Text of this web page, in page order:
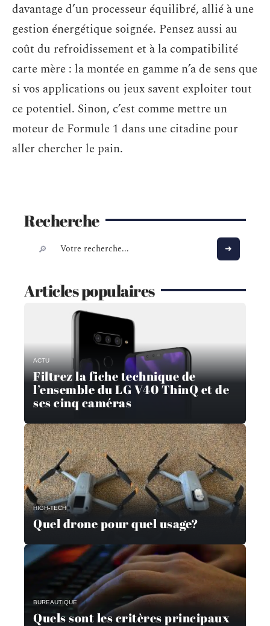
davantage d’un processeur équilibré, allié à une
gestion énergétique soignée. Pensez aussi au
coût du refroidissement et à la compatibilité
carte mère : la montée en gamme n’a de sens que
si vos applications ou jeux savent exploiter tout
ce potentiel. Sinon, c’est comme mettre un
moteur de Formule 1 dans une citadine pour
aller chercher le pain.
Recherche
Articles populaires
ACTU
Filtrez la fiche technique de
l’ensemble du LG V40 ThinQ et de
ses cinq caméras
HIGH-TECH
Quel drone pour quel usage?
BUREAUTIQUE
Quels sont les critères principaux